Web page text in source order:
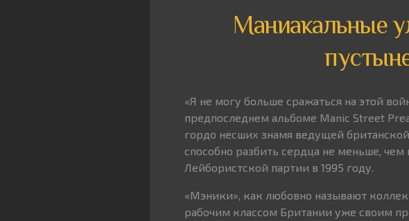
Маниакальные
«Я не могу больше сражаться на этой
предпоследнем альбоме Manic Street
гордо несших знамя ведущей
способно разбить сердца не меньше,
Лейбористской партии в 1995 году.
«Мэники», как любовно называют
рабочим классом Британии уже своим